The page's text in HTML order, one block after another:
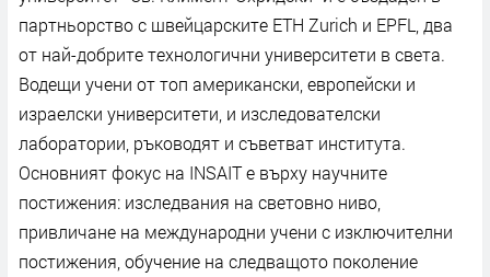
партньорство с швейцарските ETH Zurich и EPFL, два
от най-добрите технологични университети в света.
Водещи учени от топ американски, европейски и
израелски университети, и изследователски
лаборатории, ръководят и съветват института.
Основният фокус на INSAIT е върху научните
постижения: изследвания на световно ниво,
привличане на международни учени с изключителни
постижения, обучение на слeдващото поколение